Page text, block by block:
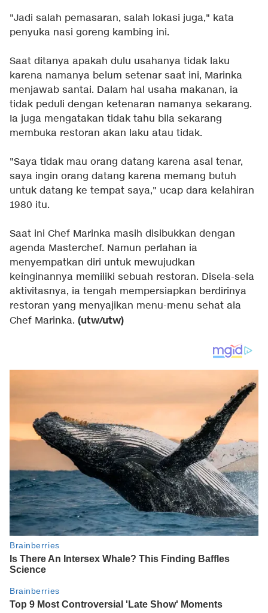
"Jadi salah pemasaran, salah lokasi juga," kata
penyuka nasi goreng kambing ini.
Saat ditanya apakah dulu usahanya tidak laku
karena namanya belum setenar saat ini, Marinka
menjawab santai. Dalam hal usaha makanan, ia
tidak peduli dengan ketenaran namanya sekarang.
Ia juga mengatakan tidak tahu bila sekarang
membuka restoran akan laku atau tidak.
"Saya tidak mau orang datang karena asal tenar,
saya ingin orang datang karena memang butuh
untuk datang ke tempat saya," ucap dara kelahiran
1980 itu.
Saat ini Chef Marinka masih disibukkan dengan
agenda Masterchef. Namun perlahan ia
menyempatkan diri untuk mewujudkan
keinginannya memiliki sebuah restoran. Disela-sela
aktivitasnya, ia tengah mempersiapkan berdirinya
restoran yang menyajikan menu-menu sehat ala
Chef Marinka. (utw/utw)